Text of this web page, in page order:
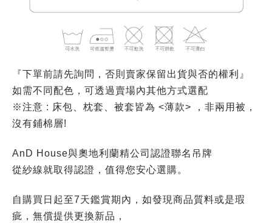
『下單前請先詢問，否則賣家保留出貨與否的權利』
如需不同配色，可透過賣場內其他方式選配
※注意 : 床包、枕套、被套皆為 <薄款> ，非兩用被，
沒有鋪棉層!
AnD House與奧地利蘭精公司認證聯名吊牌
從紗線就取得認證，值得您安心選購。
自購買日起至7天鑑賞期內，如發現商品質料或是瑕
疵，無償提供更換新品，